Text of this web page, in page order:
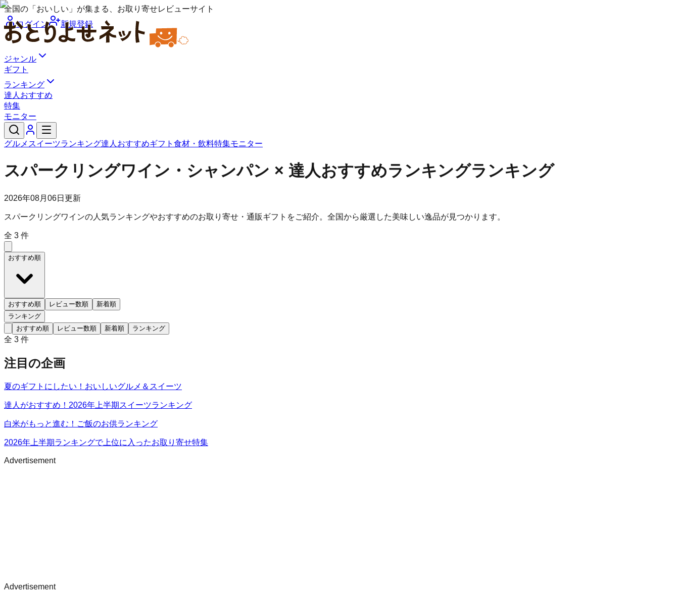
全国の「おいしい」が集まる、お取り寄せレビューサイト
ログイン
新規登録
ジャンル
ギフト
ランキング
達人おすすめ
特集
モニター
グルメ スイーツランキング達人おすすめギフト 食材・飲料特集モニター
スパークリングワイン・シャンパン × 達人おすすめランキングランキング
2026年08月06日 更新
スパークリングワインの人気ランキングやおすすめのお取り寄せ・通販ギフトをご紹介。全国から厳選した美味しい逸品が見つかります。
全 3 件
おすすめ順
おすすめ順 レビュー数順
新着順
ランキング
おすすめ順
レビュー数順 新着順 ランキング
全 3 件
注目の企画
夏のギフトにしたい！おいしいグルメ＆スイーツ
達人がおすすめ！2026年上半期スイーツランキング
白米がもっと進む！ご飯のお供ランキング
2026年上半期ランキングで上位に入ったお取り寄せ特集
Advertisement
Advertisement